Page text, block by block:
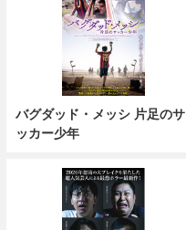
バグダッド・メッシ 片足のサ
ッカー少年